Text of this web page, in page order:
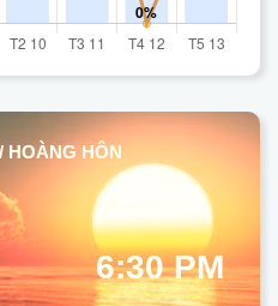
HOÀNG HÔN
6:30 PM